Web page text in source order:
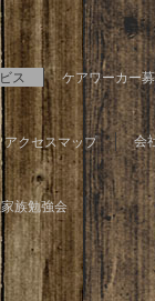
ス ケアワーカー
アクセスマップ 会
族勉強会